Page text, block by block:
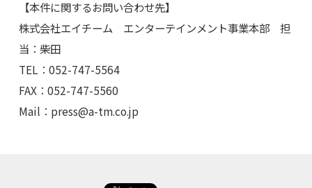
【本件に関するお問い合わせ先】
株式会社エイチーム エンターテインメント事業本部 担
当：柴田
TEL：052-747-5564
FAX：052-747-5560
Mail： press@a-tm.co.jp